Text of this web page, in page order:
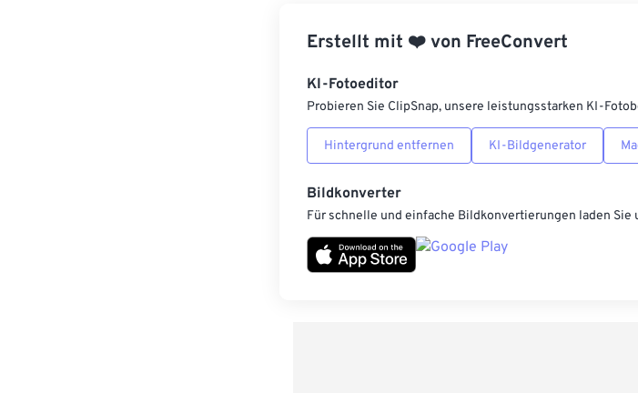
Erstellt mit ❤️von FreeConvert
KI-Fotoeditor
Probieren Sie ClipSnap, unsere leistungsstarken KI-
Hintergrund entfernen KI-Bildgenerator
Bildkonverter
Für schnelle und einfache Bildkonvertierungen laden